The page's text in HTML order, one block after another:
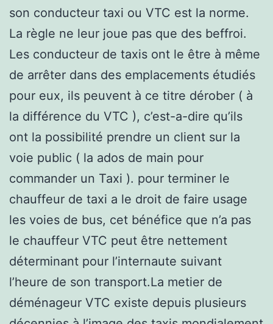
son conducteur taxi ou VTC est la norme.
La règle ne leur joue pas que des beffroi.
Les conducteur de taxis ont le être à même
de arrêter dans des emplacements étudiés
pour eux, ils peuvent à ce titre dérober ( à
la différence du VTC ), c’est-a-dire qu’ils
ont la possibilité prendre un client sur la
voie public ( la ados de main pour
commander un Taxi ). pour terminer le
chauffeur de taxi a le droit de faire usage
les voies de bus, cet bénéfice que n’a pas
le chauffeur VTC peut être nettement
déterminant pour l’internaute suivant
l’heure de son transport.La metier de
déménageur VTC existe depuis plusieurs